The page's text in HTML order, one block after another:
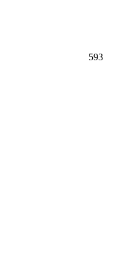
593